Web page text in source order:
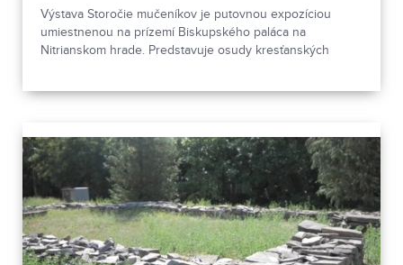
Výstava Storočie mučeníkov je putovnou expozíciou
umiestnenou na prízemí Biskupského paláca na
Nitrianskom hrade. Predstavuje osudy kresťanských